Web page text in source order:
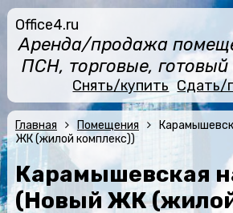
Office4.ru
Аренда/продажа
ПСН, торговые, готовый
Снять/купить Сдать/
Главная Помещения
ЖК (жилой комплекс))
Карамышевская
(Новый ЖК